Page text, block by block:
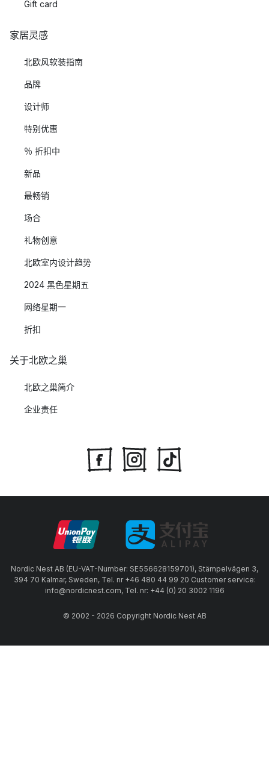
Gift card
家居灵感
北欧风软装指南
品牌
设计师
特别优惠
％ 折扣中
新品
最畅销
场合
礼物创意
北欧室内设计趋势
2024 黑色星期五
网络星期一
折扣
关于北欧之巢
北欧之巢简介
企业责任
Nordic Nest AB (EU-VAT-Number: SE556628159701), Stämpelvägen 3,
394 70 Kalmar, Sweden, Tel. nr +46 480 44 99 20 Customer service:
info@nordicnest.com, Tel. nr: +44 (0) 20 3002 1196
© 2002 - 2026 Copyright Nordic Nest AB